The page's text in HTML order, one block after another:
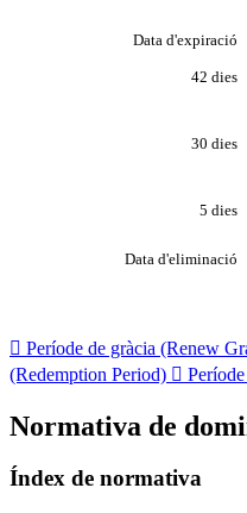
Data d'expiració
42 dies
30 dies
5 dies
Data d'eliminació
 Període de gràcia (Renew
(Redemption Period) 
Normativa de
Índex de normativa